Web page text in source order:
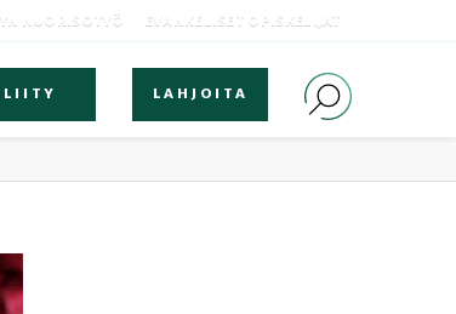
NUORISOTYÖ EVANKELISET OPISKELIJAT
LIITY LAHJOITA